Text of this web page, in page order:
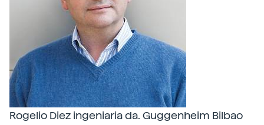
Rogelio Diez ingeniaria da. Guggenheim Bilbao